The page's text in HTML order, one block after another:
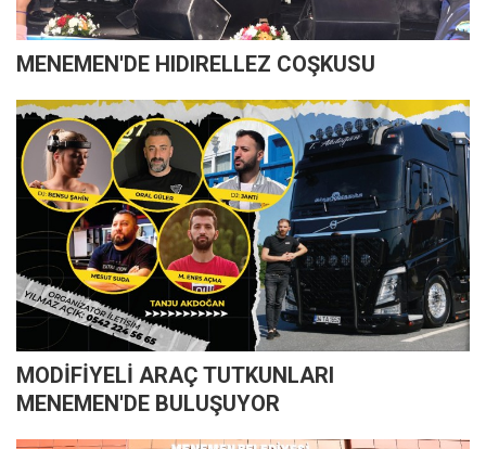
MENEMEN'DE HIDIRELLEZ COŞKUSU
MODİFİYELİ ARAÇ TUTKUNLARI
MENEMEN'DE BULUŞUYOR